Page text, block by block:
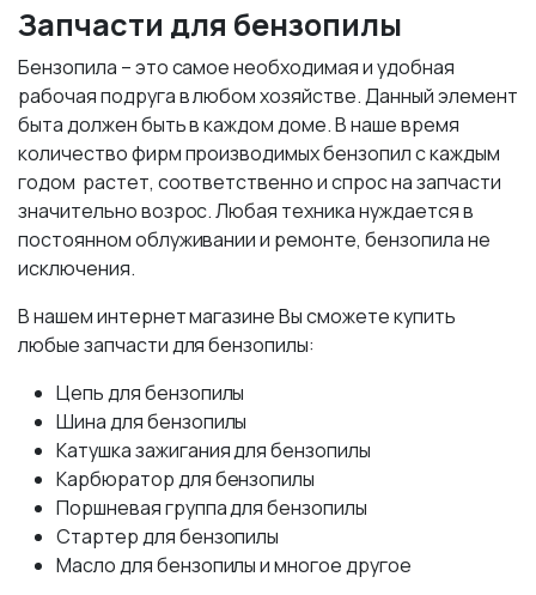
Запчасти для бензопилы
Бензопила – это самое необходимая и удобная
рабочая подруга в любом хозяйстве. Данный элемент
быта должен быть в каждом доме. В наше время
количество фирм производимых бензопил с каждым
годом растет, соответственно и спрос на запчасти
значительно возрос. Любая техника нуждается в
постоянном облуживании и ремонте, бензопила не
исключения.
В нашем интернет магазине Вы сможете купить
любые запчасти для бензопилы:
Цепь для бензопилы
Шина для бензопилы
Катушка зажигания для бензопилы
Карбюратор для бензопилы
Поршневая группа для бензопилы
Стартер для бензопилы
Масло для бензопилы и многое другое